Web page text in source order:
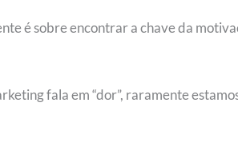
é sobre encontrar a chave da
fala em “dor”, raramente